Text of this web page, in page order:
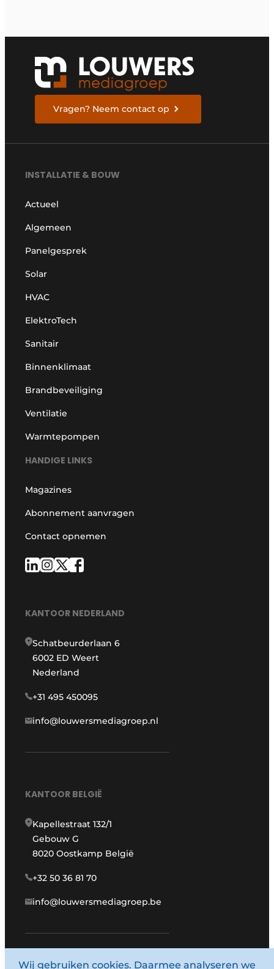
Vragen? Neem contact op
INSTALLATIE & BOUW
Actueel
Algemeen
Panelgesprek
Solar
HVAC
ElektroTech
Sanitair
Binnenklimaat
Brandbeveiliging
Ventilatie
Warmtepompen
HANDIGE LINKS
Magazines
Abonnement aanvragen
Contact opnemen
KANTOOR NEDERLAND
Schatbeurderlaan 6
6002 ED Weert
Nederland
+31 495 450095
info@louwersmediagroep.nl
KANTOOR BELGIË
Kapellestraat 132/1
Gebouw G
8020 Oostkamp België
+32 50 36 81 70
info@louwersmediagroep.be
www.louwersmediagroep.com
Wij gebruiken cookies. Daarmee analyseren we